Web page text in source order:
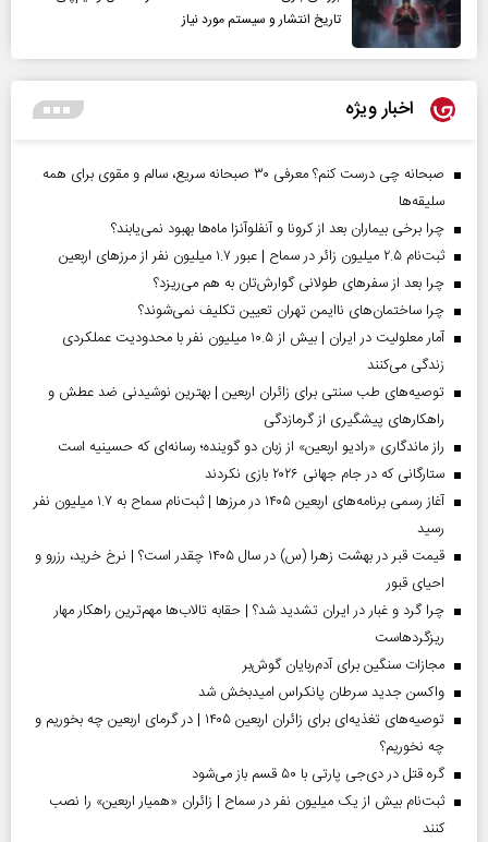
تاریخ انتشار و سیستم مورد نیاز
اخبار ویژه
صبحانه چی درست کنم؟ معرفی ۳۰ صبحانه سریع، سالم و مقوی برای همه
سلیقه‌ها
چرا برخی بیماران بعد از کرونا و آنفلوآنزا ماه‌ها بهبود نمی‌یابند؟
ثبت‌نام ۲.۵ میلیون زائر در سماح | عبور ۱.۷ میلیون نفر از مرز‌های اربعین
چرا بعد از سفرهای طولانی گوارش‌تان به هم می‌ریزد؟
چرا ساختمان‌های ناایمن تهران تعیین تکلیف نمی‌شوند؟
آمار معلولیت در ایران | بیش از ۱۰.۵ میلیون نفر با محدودیت عملکردی
زندگی می‌کنند
توصیه‌های طب سنتی برای زائران اربعین | بهترین نوشیدنی ضد عطش و
راهکارهای پیشگیری از گرمازدگی
راز ماندگاری «رادیو اربعین» از زبان دو گوینده؛ رسانه‌ای که حسینیه است
ستارگانی که در جام جهانی ۲۰۲۶ بازی نکردند
آغاز رسمی برنامه‌های اربعین ۱۴۰۵ در مرز‌ها | ثبت‌نام سماح به ۱.۷ میلیون نفر
رسید
قیمت قبر در بهشت زهرا (س) در سال ۱۴۰۵ چقدر است؟ | نرخ خرید، رزرو و
احیای قبور
چرا گرد و غبار در ایران تشدید شد؟ | حقابه تالاب‌ها مهم‌ترین راهکار مهار
ریزگردهاست
مجازات سنگین برای آدم‌ربایان گوش‌بر
واکسن جدید سرطان پانکراس امیدبخش شد
توصیه‌های تغذیه‌ای برای زائران اربعین ۱۴۰۵ | در گرمای اربعین چه بخوریم و
چه نخوریم؟
گره قتل در دی‌جی پارتی با ۵۰ قسم باز می‌شود
ثبت‌نام بیش از یک میلیون نفر در سماح | زائران «همیار اربعین» را نصب
کنند